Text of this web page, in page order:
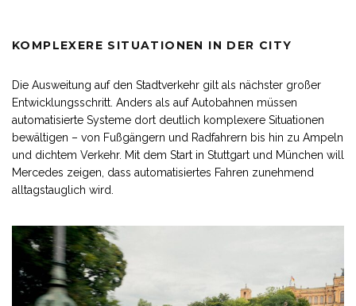
KOMPLEXERE SITUATIONEN IN DER CITY
Die Ausweitung auf den Stadtverkehr gilt als nächster großer
Entwicklungsschritt. Anders als auf Autobahnen müssen
automatisierte Systeme dort deutlich komplexere Situationen
bewältigen – von Fußgängern und Radfahrern bis hin zu Ampeln
und dichtem Verkehr. Mit dem Start in Stuttgart und München will
Mercedes zeigen, dass automatisiertes Fahren zunehmend
alltagstauglich wird.